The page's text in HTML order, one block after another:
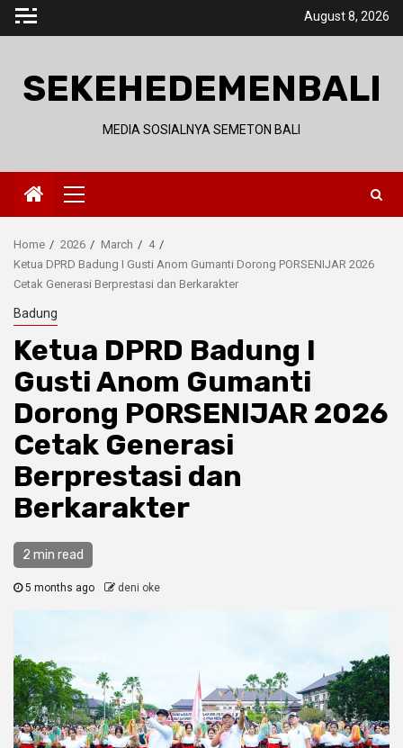
Skip
August 8, 2026
SEKEHEDEMENBALI
MEDIA SOSIALNYA SEMETON BALI
Primary
Menu
Home 2026 March
4
Ketua DPRD Badung I Gusti Anom Gumanti Dorong PORSENIJAR 2026
Cetak Generasi Berprestasi dan Berkarakter
Badung
Ketua DPRD Badung I
Gusti Anom Gumanti
Dorong PORSENIJAR 2026
Cetak Generasi
Berprestasi dan
Berkarakter
2 min read
5 months ago deni oke